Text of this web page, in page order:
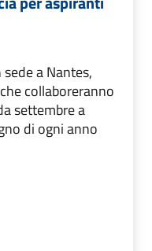
a Nantes,
collaboreranno
settembre a
di ogni anno